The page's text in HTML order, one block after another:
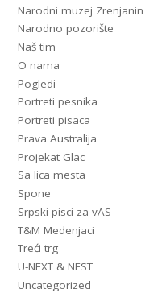
Narodni muzej Zrenjanin
Narodno pozorište
Naš tim
O nama
Pogledi
Portreti pesnika
Portreti pisaca
Prava Australija
Projekat Glac
Sa lica mesta
Spone
Srpski pisci za vAS
T&M Medenjaci
Treći trg
U-NEXT & NEST
Uncategorized